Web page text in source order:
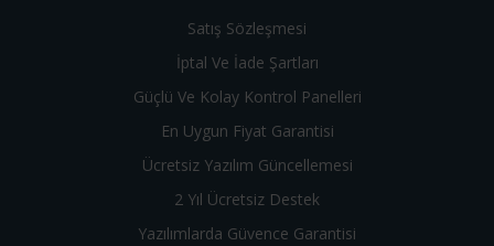
Satış Sözleşmesi
İptal Ve İade Şartları
Güçlü Ve Kolay Kontrol Panelleri
En Uygun Fiyat Garantisi
Ücretsiz Yazılım Güncellemesi
2 Yıl Ücretsiz Destek
Yazılımlarda Güvence Garantisi